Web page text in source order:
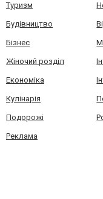
Туризм
Будівництво
Бізнес
Жіночий розділ
Економіка
Кулінарія
Подорожі
Реклама